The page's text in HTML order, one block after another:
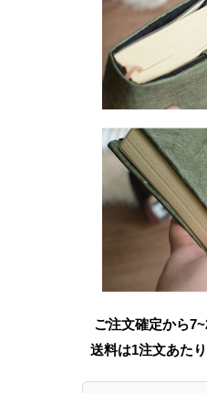
ご注文確定から
送料は1注文あたり